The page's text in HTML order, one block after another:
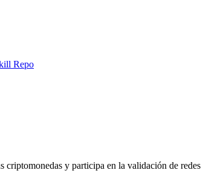
Repo
y participa en la validación de